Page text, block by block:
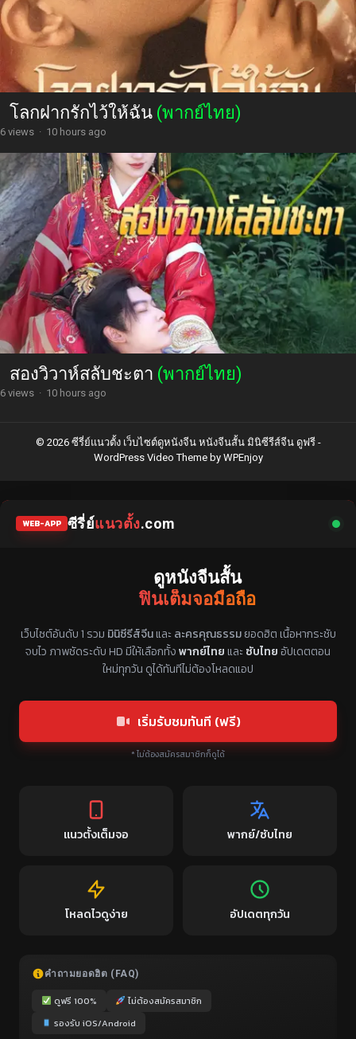
โลกฝากรักไว้ให้ฉัน (พากย์ไทย)
6 views · 10 hours ago
สองวิวาห์สลับชะตา (พากย์ไทย)
6 views · 10 hours ago
© 2026 ซีรี่ย์แนวตั้ง เว็บไซต์ดูหนังจีน หนังจีนสั้น มินิซีรีส์จีน ดูฟรี -
WordPress Video Themeby WPEnjoy
WEB-APP ซีรี่ย์แนวตั้ง.com
ดูหนังจีนสั้น
ฟินเต็มจอมือถือ
เว็บไซต์อันดับ 1 รวม มินิซีรีส์จีนและ ละครคุณธรรมยอดฮิต เนื้อหากระชับ
จบไว ภาพชัดระดับ HD มีให้เลือกทั้งพากย์ไทยและ ซับไทยอัปเดตตอน
ใหม่ทุกวัน ดูได้ทันทีไม่ต้องโหลดแอป
เริ่มรับชมทันที (ฟรี)
* ไม่ต้องสมัครสมาชิกก็ดูได้
แนวตั้งเต็มจอ พากย์/ซับไทย
โหลดไวดูง่าย อัปเดตทุกวัน
คำถามยอดฮิต (FAQ)
ดูฟรี 100%
ไม่ต้องสมัครสมาชิก
รองรับ iOS/Android